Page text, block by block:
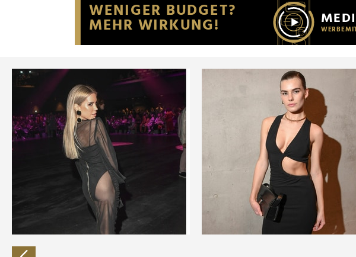
Website an unsere Partner für soziale Medien,
möglicherweise mit weiteren Daten zusammen,
der Dienste gesammelt haben.